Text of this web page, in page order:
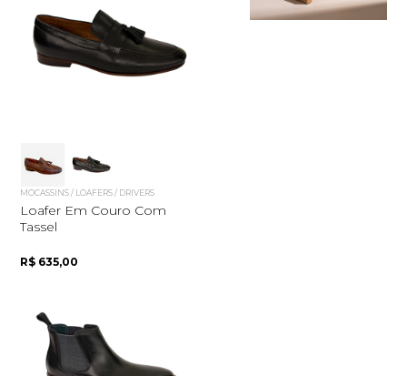
MOCASSINS / LOAFERS / DRIVERS
Loafer Em Couro Com
Tassel
R$ 635,00